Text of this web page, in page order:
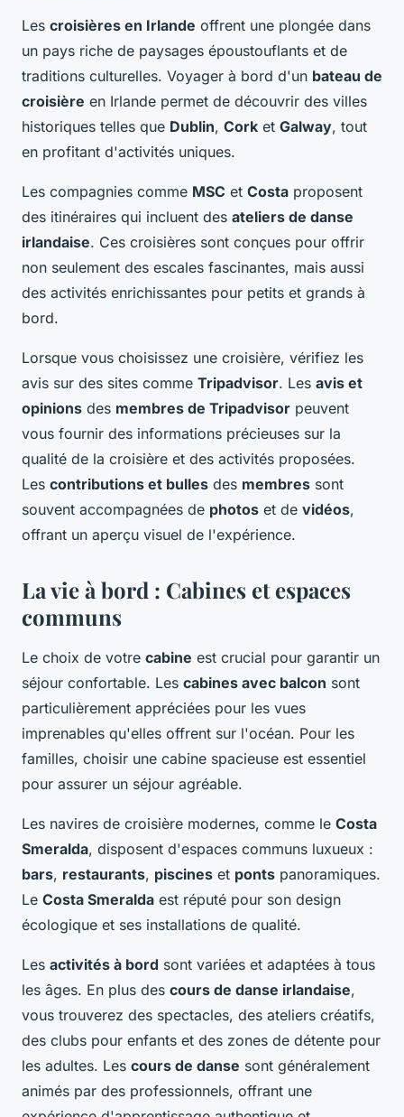
Les croisières en Irlande offrent une plongée dans
un pays riche de paysages époustouflants et de
traditions culturelles. Voyager à bord d'un bateau de
croisière en Irlande permet de découvrir des villes
historiques telles que Dublin, Cork et Galway, tout
en profitant d'activités uniques.
Les compagnies comme MSC et Costa proposent
des itinéraires qui incluent des ateliers de danse
irlandaise. Ces croisières sont conçues pour offrir
non seulement des escales fascinantes, mais aussi
des activités enrichissantes pour petits et grands à
bord.
Lorsque vous choisissez une croisière, vérifiez les
avis sur des sites comme Tripadvisor. Les avis et
opinions des membres de Tripadvisor peuvent
vous fournir des informations précieuses sur la
qualité de la croisière et des activités proposées.
Les contributions et bulles des membres sont
souvent accompagnées de photos et de vidéos,
offrant un aperçu visuel de l'expérience.
La vie à bord : Cabines et espaces
communs
Le choix de votre cabine est crucial pour garantir un
séjour confortable. Les cabines avec balcon sont
particulièrement appréciées pour les vues
imprenables qu'elles offrent sur l'océan. Pour les
familles, choisir une cabine spacieuse est essentiel
pour assurer un séjour agréable.
Les navires de croisière modernes, comme le Costa
Smeralda, disposent d'espaces communs luxueux :
bars, restaurants, piscines et ponts panoramiques.
Le Costa Smeralda est réputé pour son design
écologique et ses installations de qualité.
Les activités à bord sont variées et adaptées à tous
les âges. En plus des cours de danse irlandaise,
vous trouverez des spectacles, des ateliers créatifs,
des clubs pour enfants et des zones de détente pour
les adultes. Les cours de danse sont généralement
animés par des professionnels, offrant une